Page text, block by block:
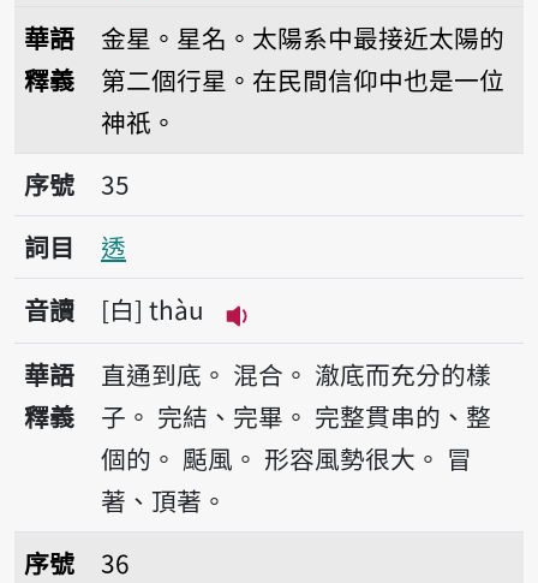
華語
釋義
金星。星名。太陽系中最接近太陽的
第二個行星。在民間信仰中也是一位
神祇。
序號35透
序號
35
詞目
透
音讀
白 thàu
播放音讀thàu
華語
釋義
直通到底。 混合。 澈底而充分的樣
子。 完結、完畢。 完整貫串的、整
個的。 颳風。 形容風勢很大。 冒
著、頂著。
序號36天
序號
36